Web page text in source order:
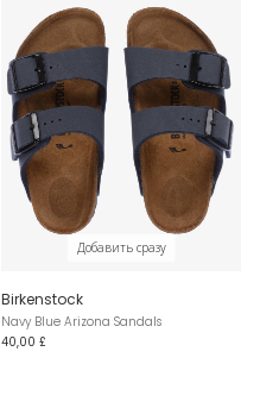
Добавить сразу
Birkenstock
Navy Blue Arizona Sandals
40,00 £